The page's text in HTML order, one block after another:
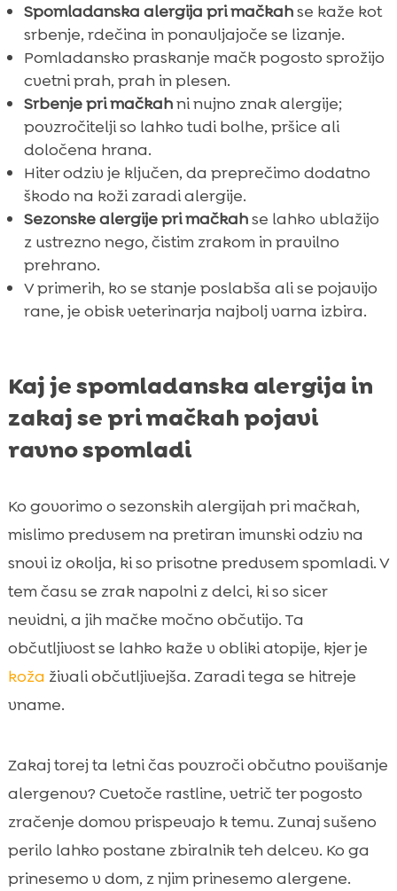
Spomladanska alergija pri mačkahse kaže kot
srbenje, rdečina in ponavljajoče se lizanje.
Pomladansko praskanje mačk pogosto sprožijo
cvetni prah, prah in plesen.
Srbenje pri mačkahni nujno znak alergije;
povzročitelji so lahko tudi bolhe, pršice ali
določena hrana.
Hiter odziv je ključen, da preprečimo dodatno
škodo na koži zaradi alergije.
Sezonske alergije pri mačkahse lahko ublažijo
z ustrezno nego, čistim zrakom in pravilno
prehrano.
V primerih, ko se stanje poslabša ali se pojavijo
rane, je obisk veterinarja najbolj varna izbira.
Kaj je spomladanska alergija in
zakaj se pri mačkah pojavi
ravno spomladi
Ko govorimo o sezonskih alergijah pri mačkah,
mislimo predvsem na pretiran imunski odziv na
snovi iz okolja, ki so prisotne predvsem spomladi. V
tem času se zrak napolni z delci, ki so sicer
nevidni, a jih mačke močno občutijo. Ta
občutljivost se lahko kaže v obliki atopije, kjer je
koža živali občutljivejša. Zaradi tega se hitreje
vname.
Zakaj torej ta letni čas povzroči občutno povišanje
alergenov? Cvetoče rastline, vetrič ter pogosto
zračenje domov prispevajo k temu. Zunaj sušeno
perilo lahko postane zbiralnik teh delcev. Ko ga
prinesemo v dom, z njim prinesemo alergene.